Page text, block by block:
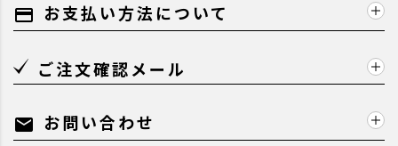
payment お支払い方法について
ご注文確認メール
mail お問い合わせ